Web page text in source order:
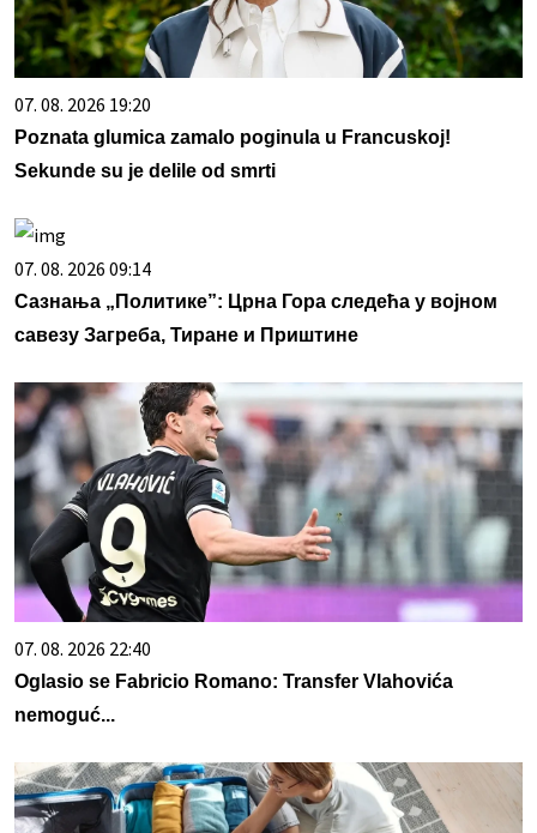
07. 08. 2026 19:20
Poznata glumica zamalo poginula u Francuskoj!
Sekunde su je delile od smrti
07. 08. 2026 09:14
Сазнања „Политике”: Црна Гора следећа у војном
савезу Загреба, Тиране и Приштине
07. 08. 2026 22:40
Oglasio se Fabricio Romano: Transfer Vlahovića
nemoguć...